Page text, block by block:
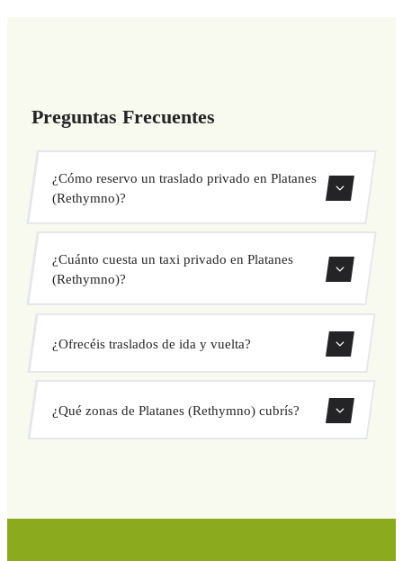
Preguntas Frecuentes
¿Cómo reservo un traslado privado en Platanes
(Rethymno)?
tu traslado al instante. Elige recogida y destino, selecciona
¿Cuánto cuesta un taxi privado en Platanes
(Rethymno)?
Nuestros traslados privados en Platanes (Rethymno) tienen
precio fijo cerrado antes de salir. Sin cargos ocultos ni
sorpresas. Consulta tu precio al instante en el formulario.
¿Ofrecéis traslados de ida y vuelta?
directamente desde nuestro sistema de reservas.
¿Qué zonas de Platanes (Rethymno) cubrís?